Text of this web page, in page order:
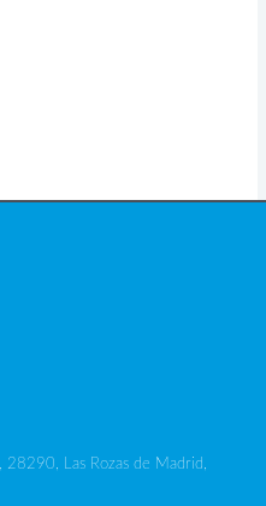
Las Rozas de Madrid,